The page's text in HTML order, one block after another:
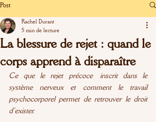
Post
La blessure de rejet : quand le
corps apprend à disparaître
Rachel Durant
5 min de lecture
Ce que le rejet précoce inscrit dans le
système nerveux et comment le travail
psychocorporel permet de retrouver le droit
d’exister.